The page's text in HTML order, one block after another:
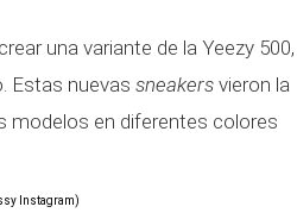
una variante de la Yeezy 500,
Estas nuevas sneakers vieron la
modelos en diferentes colores